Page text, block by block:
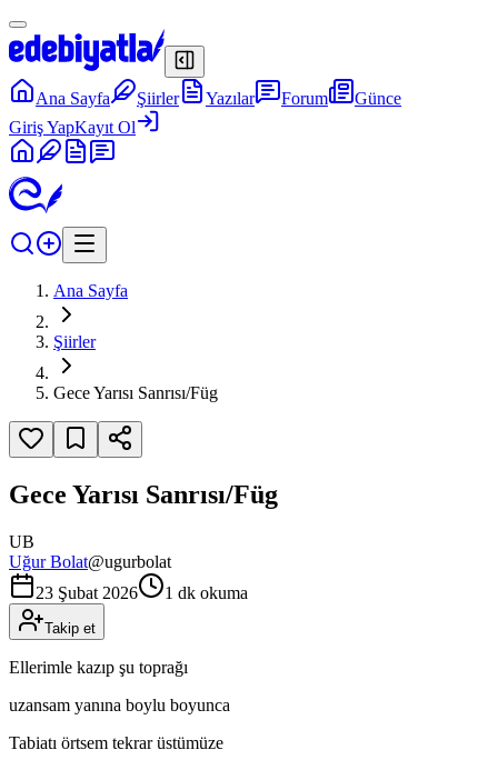
Ana Sayfa Şiirler Yazılar Forum
Günce
Giriş YapKayıt Ol
Ana Sayfa
Şiirler
Gece Yarısı Sanrısı/Füg
Gece Yarısı Sanrısı/Füg
UB
Uğur Bolat@ugurbolat
23 Şubat 2026
1 dk okuma
Takip et
Ellerimle kazıp şu toprağı
uzansam yanına boylu boyunca
Tabiatı örtsem tekrar üstümüze